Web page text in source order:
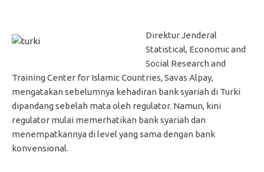
Direktur Jenderal
Statistical, Economic and
Social Research and
Training Center for Islamic Countries, Savas Alpay,
mengatakan sebelumnya kehadiran bank syariah di Turki
dipandang sebelah mata oleh regulator. Namun, kini
regulator mulai memerhatikan bank syariah dan
menempatkannya di level yang sama dengan bank
konvensional.